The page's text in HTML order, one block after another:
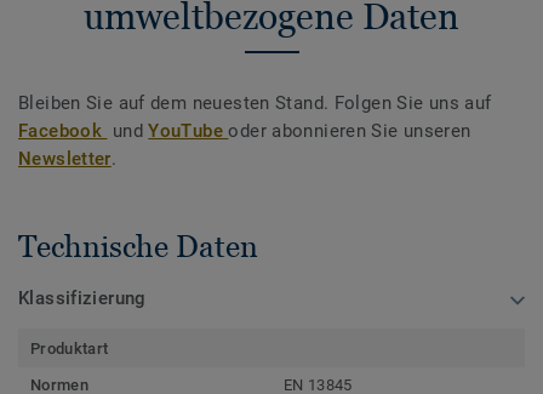
umweltbezogene Daten
Bleiben Sie auf dem neuesten Stand. Folgen Sie uns auf
Facebook undYouTubeoder abonnieren Sie unseren
Newsletter.
Technische Daten
Klassifizierung
Produktart
Normen
EN 13845